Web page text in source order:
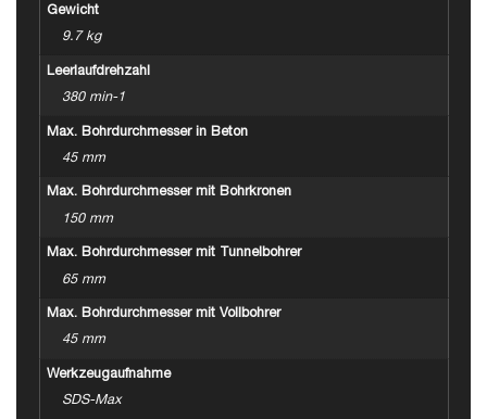
Gewicht
9.7 kg
Leerlaufdrehzahl
380 min-1
Max. Bohrdurchmesser in Beton
45 mm
Max. Bohrdurchmesser mit Bohrkronen
150 mm
Max. Bohrdurchmesser mit Tunnelbohrer
65 mm
Max. Bohrdurchmesser mit Vollbohrer
45 mm
Werkzeugaufnahme
SDS-Max